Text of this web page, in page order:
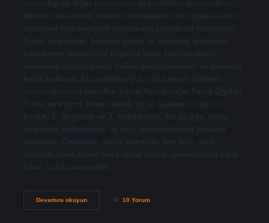
eşitsizliği ve diğer sistemlerin özgürlükleri sınırlandırıcı
etkisini inkâr eden, kolektif mücadelenin ve özgürlüklerin
önündeki tüm engelleri kaldırmaya çalışan bir ideolojidir.
Solcu anarşistler, herkese eşitlik ve özgürlük getirmeyi
hedefleyen, kendilerini özgürce ifade edebilecekleri,
ekonomik eşitsizliklerin önüne geçebilecekleri ve herkesin
kendi haklarını koruyabileceği bir toplumsal sistemin
oluşturulmasını hedefler. Solcu Anarşizm’in Temel Öğeleri
Solcu anarşizm, temel olarak şu üç öğeden oluşur: 1.
Eşitlik, 2. Özgürlük ve 3. Kolektivizm. Bu üç öğe, solcu
anarşistin hedeflerinin ve neyi savunduğunun temelini
oluşturur. Öncelikle, solcu anarşizm, her türlü sınıf,
cinsiyet, etnik köken veya ırksal kimlik ayrımcılığına karşı
çıkar. Solcu anarşistler,…
Devamını okuyunSolcu
10 Yorum